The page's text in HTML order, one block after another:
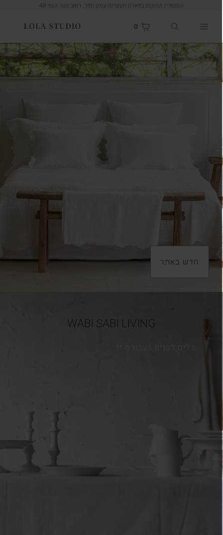
הסטודיו ממוקם בפארק תעשיות עמק חפר, רחוב גשר העץ 48
חיפוש
סל קניות
0
חדש באתר
WABI SABI LIVING
כלים לבנים בעבודת יד